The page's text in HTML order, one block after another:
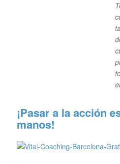
¡Pasar a la acción
manos!